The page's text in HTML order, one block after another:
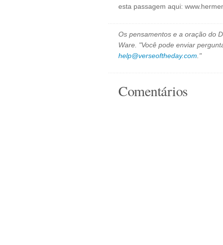
esta passagem aqui:
Os pensamentos e a oração do
Ware. "Você pode enviar
help@verseoftheday.com ."
Comentários